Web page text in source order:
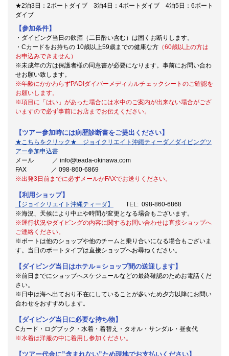
★2泊3日：2ボートダイブ 3泊4日：4ボートダイブ 4泊5日：6ボート
ダイブ
【参加条件】
・ダイビング当日の飲酒（二日酔い含む）は固くお断りします。
・Cカードをお持ちの 10歳以上59歳までの健康な方 （60歳以上の方は
お申込みできません）
※未成年の方は保護者様の同意書が必要になります。事前にお問い合わ
せお願い致します。
※年齢にかかわらずPADIダイバーメディカルチェックシートのご確認を
お願いします。
※項目に「はい」があった場合には水中のご案内が出来ない場合がござ
いますので必ず事前にお店までお伝えください。
【ツアー参加時には病歴診断書をご提出ください】
★こちらをクリック★ ジョイクリエイト沖縄ティーダ／ダイビングツ
アー参加申込書
メール ／ info@teada-okinawa.com
FAX ／ 098-860-6869
※出発3日前までに必ずメールかFAXでお送りください。
【利用ショップ】
【ジョイクリエイト沖縄ティーダ】
TEL: 098-860-6868
※海況、天候により中止や時間が変更となる場合もございます。
※運行状況やダイビングの内容に関するお問い合わせは直接ショップへ
ご連絡ください。
※ボートは他のショップや他のチームと乗り合いになる場合もございま
す。当日のボートタイプは直接ショップへお尋ねください。
【ダイビング当日はホテル＝ショップ間の送迎します】
※前日までにショップへスケジュールなどの最終確認のためお電話くだ
さい。
※日中は海へ出ており不在にしていることが多いため夕方以降にお問い
合わせをおすすめします。
【ダイビング当日に必要な持ち物】
Cカード・ログブック・水着・着替え・タオル・サンダル・昼食代
※水着は洋服の中に着用し参加ください。
【ツアー代金に”含まれない”ため現地でお支払いください】